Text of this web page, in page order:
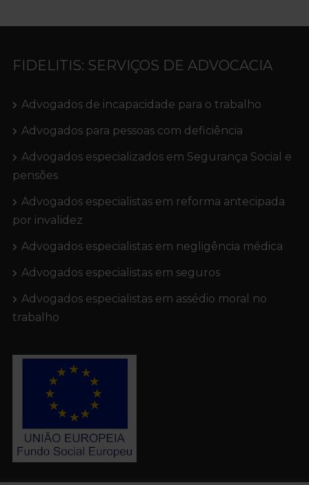
FIDELITIS: SERVIÇOS DE ADVOCACIA
Advogados de incapacidade para o trabalho
Advogados para pessoas com deficiência
Advogados especializados em Segurança Social e
pensões
Advogados especialistas em reforma antecipada
por invalidez
Advogados especialistas em negligência médica
Advogados especialistas em seguros
Advogados especialistas em assédio moral no
trabalho